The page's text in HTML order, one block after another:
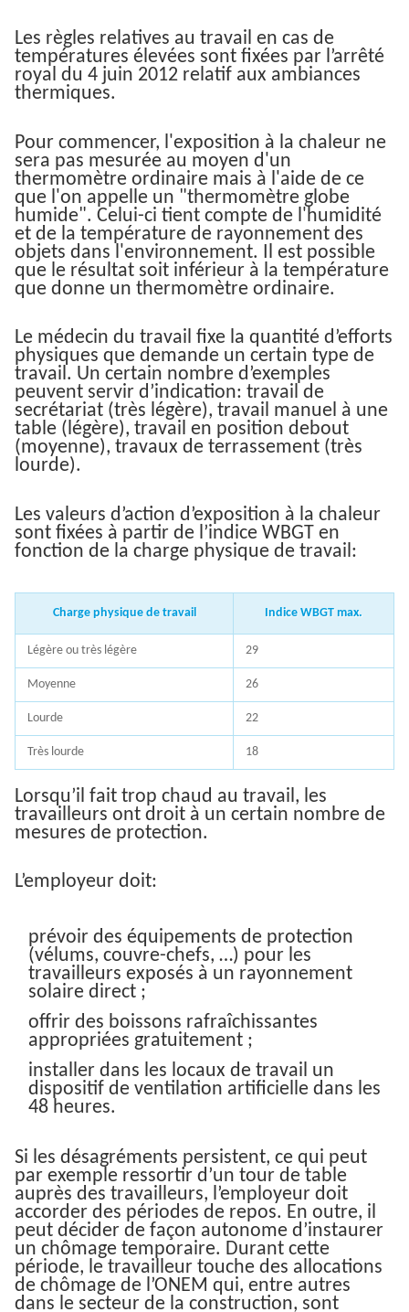
Les règles relatives au travail en cas de
températures élevées sont fixées par l’arrêté
royal du 4 juin 2012 relatif aux ambiances
thermiques.
Pour commencer, l'exposition à la chaleur ne
sera pas mesurée au moyen d'un
thermomètre ordinaire mais à l'aide de ce
que l'on appelle un "thermomètre globe
humide". Celui-ci tient compte de l'humidité
et de la température de rayonnement des
objets dans l'environnement. Il est possible
que le résultat soit inférieur à la température
que donne un thermomètre ordinaire.
Le médecin du travail fixe la quantité d’efforts
physiques que demande un certain type de
travail. Un certain nombre d’exemples
peuvent servir d’indication: travail de
secrétariat (très légère), travail manuel à une
table (légère), travail en position debout
(moyenne), travaux de terrassement (très
lourde).
Les valeurs d’action d’exposition à la chaleur
sont fixées à partir de l’indice WBGT en
fonction de la charge physique de travail:
Charge physique de travail Indice WBGT max.
Légère ou très légère 29
Moyenne 26
Lourde 22
Très lourde 18
Lorsqu’il fait trop chaud au travail, les
travailleurs ont droit à un certain nombre de
mesures de protection.
L’employeur doit:
prévoir des équipements de protection
(vélums, couvre-chefs, …) pour les
travailleurs exposés à un rayonnement
solaire direct ;
offrir des boissons rafraîchissantes
appropriées gratuitement ;
installer dans les locaux de travail un
dispositif de ventilation artificielle dans les
48 heures.
Si les désagréments persistent, ce qui peut
par exemple ressortir d’un tour de table
auprès des travailleurs, l’employeur doit
accorder des périodes de repos. En outre, il
peut décider de façon autonome d’instaurer
un chômage temporaire. Durant cette
période, le travailleur touche des allocations
de chômage de l’ONEM qui, entre autres
dans le secteur de la construction, sont